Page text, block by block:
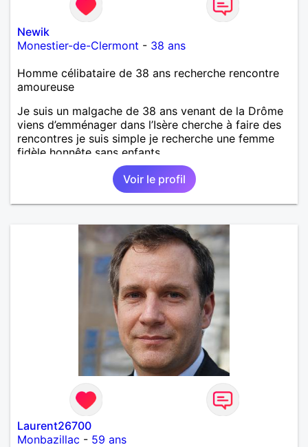
Newik
Monestier-de-Clermont - 38 ans
Homme célibataire de 38 ans recherche rencontre
amoureuse
Je suis un malgache de 38 ans venant de la Drôme
viens d’emménager dans l’Isère cherche à faire des
rencontres je suis simple je recherche une femme
fidèle honnête sans enfants
Voir le profil
Laurent26700
Monbazillac - 59 ans